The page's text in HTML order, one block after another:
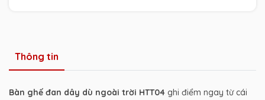
Thông tin
Bàn ghế đan dây dù ngoài trời HTT04 ghi điểm ngay từ cái